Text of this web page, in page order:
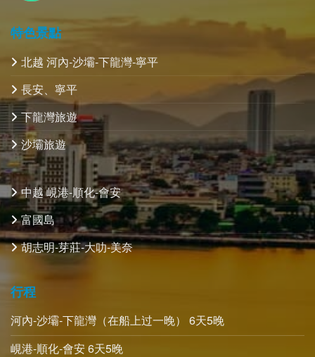
特色景點
北越 河內-沙壩-下龍灣-寧平
長安、寧平
下龍灣旅遊
沙壩旅遊
中越 峴港-順化-會安
富國島
胡志明-芽莊-大叻-美奈
行程
河內-沙壩-下龍灣（在船上过一晚） 6天5晚
峴港-順化-會安 6天5晚